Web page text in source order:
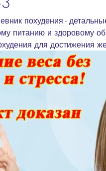
похудения -
питанию и здоровому
для достижения